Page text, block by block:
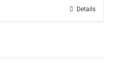
Details